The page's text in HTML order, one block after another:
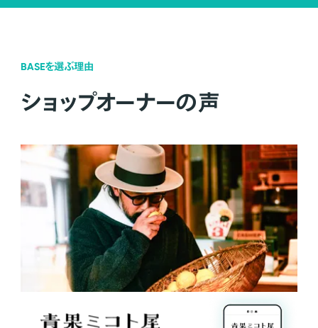
BASEを選ぶ理由
ショップオーナーの声